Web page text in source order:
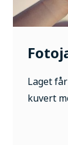
Laget
kuvert